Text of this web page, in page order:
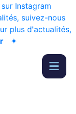
Instagram
suivez-nous
plus d'actualités,
✦